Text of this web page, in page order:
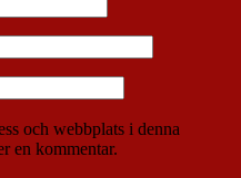
och webbplats i denna
en kommentar.